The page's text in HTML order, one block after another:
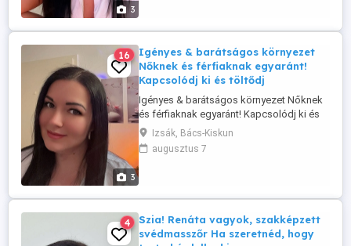
3
Facebookon, ...
3
16
Igényes & barátságos környezet
Nőknek és férfiaknak egyaránt!
Kapcsolódj ki és töltődj
Igényes & barátságos környezet Nőknek
és férfiaknak egyaránt! Kapcsolódj ki és
töltődj fel egy nyugodt, biztonságos és
diszkrét helyszínen, ahol minden rólad
szól! Svédmasszázs teljes
kellemes atmoszféra Nőknek és ...
Izsák, Bács-Kiskun
augusztus 7
4
Szia! Renáta vagyok, szakképzett
svédmasszőr Ha szeretnéd, hogy